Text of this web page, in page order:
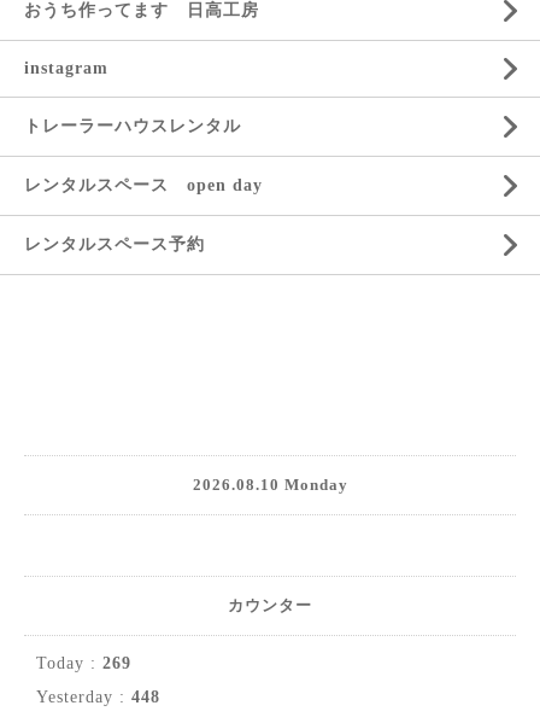
おうち作ってます 日高工房
instagram
トレーラーハウスレンタル
レンタルスペース open day
レンタルスペース予約
2026.08.10 Monday
カウンター
Today : 269
Yesterday : 448